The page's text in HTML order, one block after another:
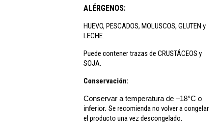
ALÉRGENOS:
HUEVO, PESCADOS, MOLUSCOS, GLUTEN y
LECHE.
Puede contener trazas de CRUSTÁCEOS y
SOJA.
Conservación:
Conservar a temperatura de –18°C o
inferior. Se recomienda no volver a congelar
el producto una vez descongelado.